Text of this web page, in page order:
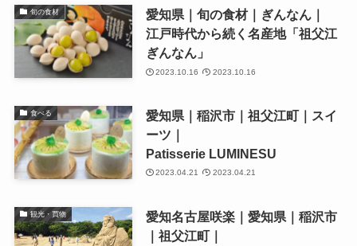
旬の食材
愛知県｜旬の食材｜ぎんなん｜
江戸時代から続く名産地「祖父江
ぎんなん」
2023.10.16 2023.10.16
食べる
愛知県｜稲沢市｜祖父江町｜スイ
ーツ｜
Patisserie LUMINESU
2023.04.21 2023.04.21
観光・買物
愛知名古屋咲楽｜愛知県｜稲沢市
｜祖父江町｜